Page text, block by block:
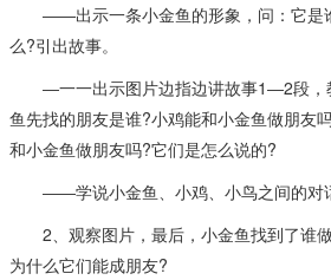
――出示一条小金鱼的形象，问：它是
么?引出故事。
―一一出示图片边指边讲故事1―2段，
鱼先找的朋友是谁?小鸡能和小金鱼做朋友
和小金鱼做朋友吗?它们是怎么说的?
――学说小金鱼、小鸡、小鸟之间的对
2、观察图片，最后，小金鱼找到了谁做
为什么它们能成朋友?